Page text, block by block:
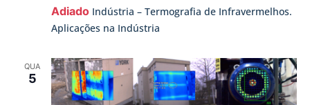
Adiado Indústria – Termografia de Infravermelhos.
Aplicações na Indústria
QUA
5